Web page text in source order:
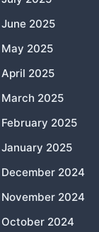
June 2025
May 2025
April 2025
March 2025
February 2025
January 2025
December 2024
November 2024
October 2024